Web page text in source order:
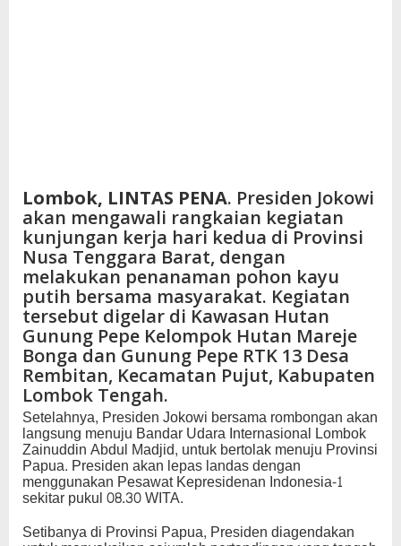
Lombok, LINTAS PENA. Presiden Jokowi
akan mengawali rangkaian kegiatan
kunjungan kerja hari kedua di Provinsi
Nusa Tenggara Barat, dengan
melakukan penanaman pohon kayu
putih bersama masyarakat. Kegiatan
tersebut digelar di Kawasan Hutan
Gunung Pepe Kelompok Hutan Mareje
Bonga dan Gunung Pepe RTK 13 Desa
Rembitan, Kecamatan Pujut, Kabupaten
Lombok Tengah.
Setelahnya, Presiden Jokowi bersama rombongan akan
langsung menuju Bandar Udara Internasional Lombok
Zainuddin Abdul Madjid, untuk bertolak menuju Provinsi
Papua. Presiden akan lepas landas dengan
menggunakan Pesawat Kepresidenan Indonesia-1
sekitar pukul 08.30 WITA.
Setibanya di Provinsi Papua, Presiden diagendakan